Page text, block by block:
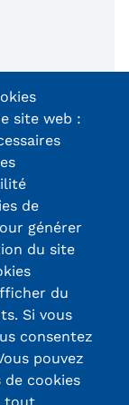
/
qualité
site web :
de
générer
du site
du
Si vous
consentez
pouvez
cookies